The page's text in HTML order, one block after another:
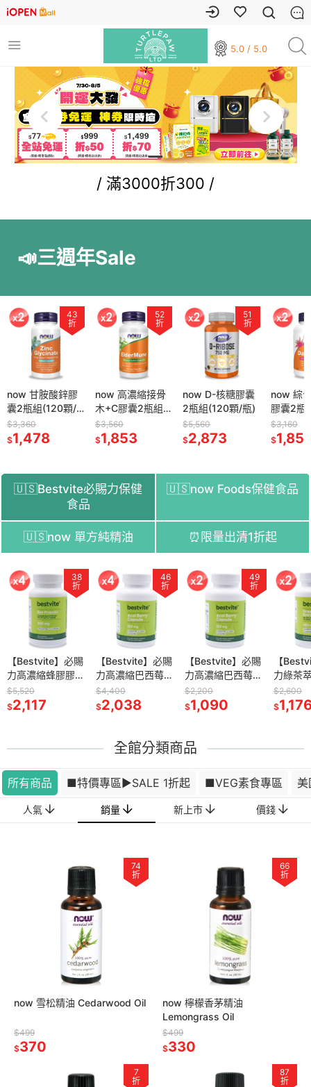
5.0 / 5.0
/ 滿3000折300 /
📣三週年Sale
43
折
now 甘胺酸鋅膠
囊2瓶組(120顆/
瓶)
$3,360
$1,478
52
折
now 高濃縮接骨
木+C膠囊2瓶組
(90顆/瓶)
$3,560
$1,853
51
折
now D-核糖膠囊
2瓶組(120顆/瓶)
$5,560
$2,873
now 綜
膠囊2瓶
顆/瓶)
$3,160
$
🇺🇸Bestvite必賜力保健
食品
🇺🇸now Foods保健食品
🇺🇸now 單方純精油 ⏰限量出清1折起
38
折
【Bestvite】必賜
力高濃縮蜂膠膠囊
4瓶組(120顆/瓶)
$5,520
$2,117
46
折
【Bestvite】必賜
力高濃縮巴西莓膠
囊4瓶組(60顆/瓶)
$4,400
$2,038
49
折
【Bestvite】必賜
力高濃縮巴西莓膠
囊2瓶組(60顆/瓶)
$2,200
$1,090
【
力綠茶
素C膠
(120顆/
$2,600
$
51
折
糖膠囊2
顆/瓶)
54
折
now D-核糖膠囊1
瓶(120顆)
52
折
now 高濃縮接骨木
+C膠囊2瓶組(90
$
58
折
now 綜合維生素膠
囊2瓶組(120顆/
now 肉
Oil
$699
$540
全館分類商品
所有商品 ■特價專區▶️SALE 1折起 ■VEG素食專區
人氣 銷量 新上市 價錢
74
折
now 雪松精油 Cedarwood Oil
$499
$370
66
折
now 檸檬香茅精油
Lemongrass Oil
$499
$330
7
折
87
折